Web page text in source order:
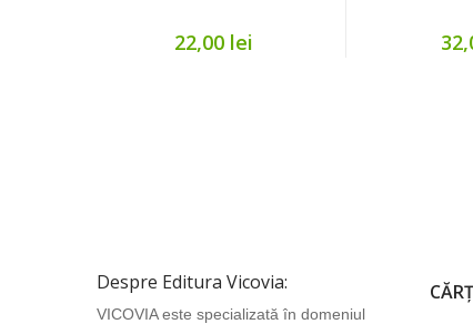
22,00 lei
Despre Editura Vicovia:
VICOVIA este specializată în domeniul